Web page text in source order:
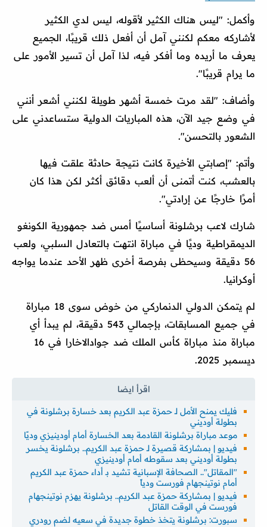
وأكمل: "ليس هناك الكثير لأقوله، ليس لدي الكثير
لأشاركه معكم لكنني آمل أن أفعل ذلك قريبًا، الجميع
يعرف ما أريده وما أفكر فيه، لذا آمل أن تسير الأمور على
ما يرام قريبًا".
وأضاف: "لقد مرت خمسة أشهر طويلة لكنني أشعر أنني
في وضع جيد الآن، هذه المباريات الدولية ستساعدني على
الشعور بالتحسن".
وأتم: "إصابتي الأخيرة كانت نتيجة حادثة علقت فيها
بالعشب، كنت أتمنى أن ألعب دقائق أكثر لكن هذا كان
أمرًا خارجًا عن إرادتي".
شارك لاعب برشلونة أساسيًا أمس ضد جمهورية الكونغو
الديمقراطية وديًا في مباراة انتهت بالتعادل السلبي، ولعب
56 دقيقة وسيحظى بفرصة أخرى ظهر الأحد عندما يواجه
أوكرانيا.
لم يتمكن الدولي الدنماركي من خوض سوى 18 مباراة
في جميع المسابقات، بإجمالي 543 دقيقة، لم يبدأ أي
مباراة منذ مباراة كأس الملك ضد جوادالاخارا في 16
ديسمبر 2025.
فليك يمنح الأمل لـ حمزة عبد الكريم بعد خسارة برشلونة في
بطولة أوديني
موعد مباراة برشلونة القادمة بعد الخسارة أمام أودينيزي وديًا
فيديو | بمشاركة قصيرة لـ حمزة عبد الكريم.. برشلونة يخسر
بطولة أوديني بعد سقوطه أمام أودينيزي
"المقاتل".. الصحافة الإسبانية تشيد بـ أداء حمزة عبد الكريم
أمام نوتينجهام فورست ودياً
فيديو | بمشاركة حمزة عبد الكريم.. برشلونة يهزم نوتينجهام
فورست في الوقت القاتل
سبورت: برشلونة يتخذ خطوة جديدة في سعيه لضم رودري